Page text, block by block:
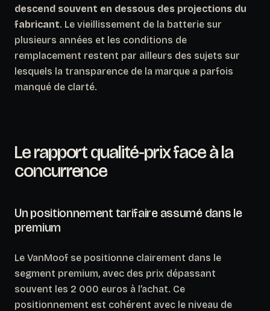
descend souvent en dessous des projections du
fabricant. Le vieillissement de la batterie sur
plusieurs années et les conditions de
remplacement restent par ailleurs des sujets sur
lesquels la transparence de la marque a parfois
manqué de clarté.
Le rapport qualité-prix face à la
concurrence
Un positionnement tarifaire assumé dans le
premium
Le VanMoof se positionne clairement dans le
segment premium, avec des prix dépassant
souvent les 2 000 euros à l’achat. Ce
positionnement est cohérent avec le niveau de